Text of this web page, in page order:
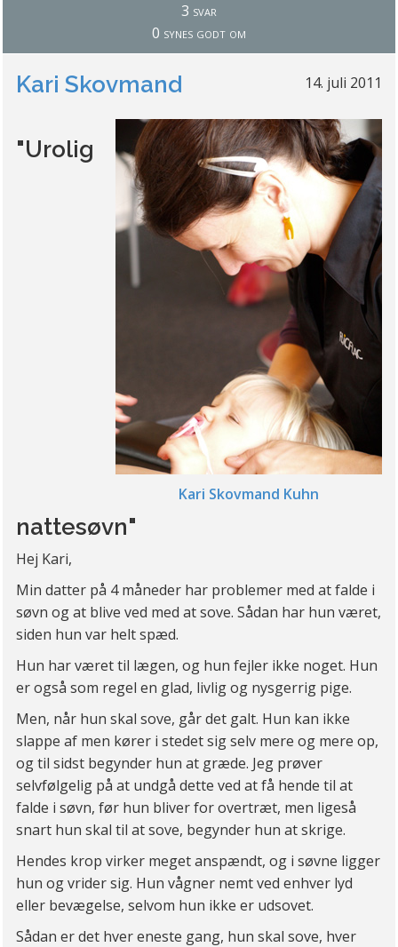
3 svar
0 synes godt om
14. juli 2011
Kari Skovmand
Kari Skovmand Kuhn
"Urolig
nattesøvn"
Hej Kari,
Min datter på 4 måneder har problemer med at falde i
søvn og at blive ved med at sove. Sådan har hun været,
siden hun var helt spæd.
Hun har været til lægen, og hun fejler ikke noget. Hun
er også som regel en glad, livlig og nysgerrig pige.
Men, når hun skal sove, går det galt. Hun kan ikke
slappe af men kører i stedet sig selv mere og mere op,
og til sidst begynder hun at græde. Jeg prøver
selvfølgelig på at undgå dette ved at få hende til at
falde i søvn, før hun bliver for overtræt, men ligeså
snart hun skal til at sove, begynder hun at skrige.
Hendes krop virker meget anspændt, og i søvne ligger
hun og vrider sig. Hun vågner nemt ved enhver lyd
eller bevægelse, selvom hun ikke er udsovet.
Sådan er det hver eneste gang, hun skal sove, hver